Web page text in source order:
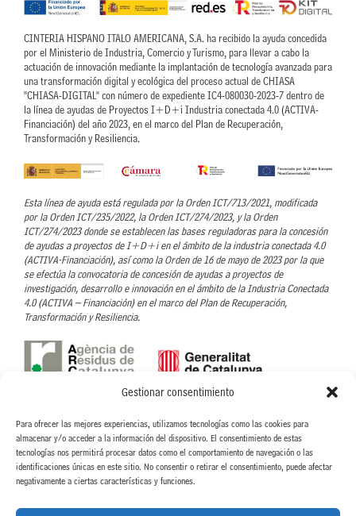
Gestionar consentimiento
Para ofrecer las mejores experiencias, utilizamos tecnologías como las cookies para
almacenar y/o acceder a la información del dispositivo. El consentimiento de estas
tecnologías nos permitirá procesar datos como el comportamiento de navegación o las
identificaciones únicas en este sitio. No consentir o retirar el consentimiento, puede afectar
negativamente a ciertas características y funciones.
CINTERIA HISPANO ITALO AMERICANA, S.A. ha recibido la ayuda concedida
por el Ministerio de Industria, Comercio y Turismo, para llevar a cabo la
actuación de innovación mediante la implantación de tecnología avanzada para
una transformación digital y ecológica del proceso actual de CHIASA
"CHIASA-DIGITAL" con número de expediente IC4-080030-2023-7 dentro de
la línea de ayudas de Proyectos I+D+i Industria conectada 4.0 (ACTIVA-
Financiación) del año 2023, en el marco del Plan de Recuperación,
Transformación y Resiliencia.
Esta línea de ayuda está regulada por la Orden ICT/713/2021, modificada
por la Orden ICT/235/2022, la Orden ICT/274/2023, y la Orden
ICT/274/2023 donde se establecen las bases reguladoras para la concesión
de ayudas a proyectos de I+D+i en el ámbito de la industria conectada 4.0
(ACTIVA-Financiación), así como la Orden de 16 de mayo de 2023 por la que
se efectúa la convocatoria de concesión de ayudas a proyectos de
investigación, desarrollo e innovación en el ámbito de la Industria Conectada
4.0 (ACTIVA – Financiación) en el marco del Plan de Recuperación,
Transformación y Resiliencia.
CINTERIA HISPANO ITALO AMERICANA, S.A. ha recibido la ayuda concedida
por parte de la ARC, para llevar a cabo el proyecto Nuevo proceso para la
eliminación de disolventes orgánicos en el proceso de recubrimiento de
etiquetas textiles, dentro de la linea de Ayudas para proyectos de fomento de
la economía circular. ACC/3552/2022.